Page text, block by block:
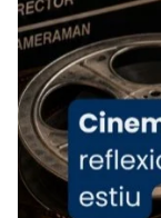
Aquest
missa
comitè
del Sant
Josep